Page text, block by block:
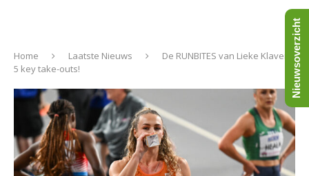
Home Laatste Nieuws
De RUNBITES van Lieke Klaver:
5 key take-outs!
Nieuwsoverzicht